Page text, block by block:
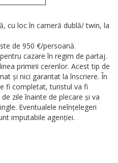
cu loc în cameră dublă/ twin, la
de 950 €/persoană.
cazare în regim de partaj.
primirii cererilor. Acest tip de
și nici garantat la înscriere. În
fi completat, turistul va fi
zile înainte de plecare și va
Eventualele neînțelegeri
imputabile agenției.